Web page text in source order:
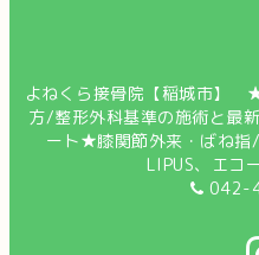
よねくら接骨院【稲城市】
方/整形外科基準の施術と最
ート★膝関節外来・ばね指
LIPUS、エコ
042-